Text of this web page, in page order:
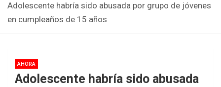
Adolescente habría sido abusada por grupo de jóvenes
en cumpleaños de 15 años
AHORA
Adolescente habría sido abusada